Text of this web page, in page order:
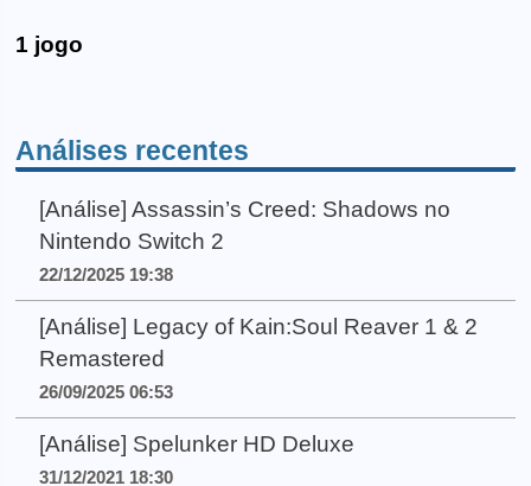
1 jogo
Análises recentes
[Análise] Assassin’s Creed: Shadows no
Nintendo Switch 2
22/12/2025 19:38
[Análise] Legacy of Kain:Soul Reaver 1 & 2
Remastered
26/09/2025 06:53
[Análise] Spelunker HD Deluxe
31/12/2021 18:30